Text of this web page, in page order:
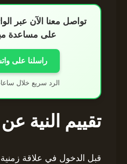
تواصل معنا الآن عبر
على مساعدة
راسلنا على
الرد سريع خلال
تقييم النية
قبل الدخول في علاقة